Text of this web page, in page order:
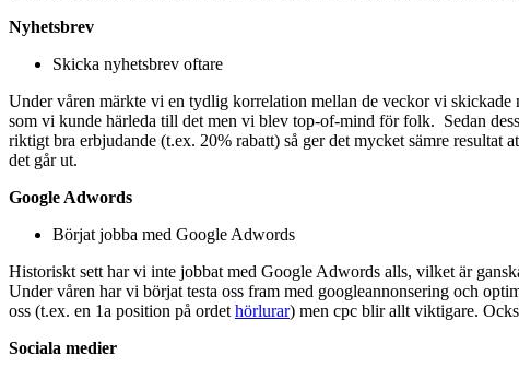
Nyhetsbrev
Skicka nyhetsbrev oftare
Under våren märkte vi en tydlig korrelation mellan de veckor vi skickade
som vi kunde härleda till det men vi blev top-of-mind för folk. Sedan
riktigt bra erbjudande (t.ex. 20% rabatt) så ger det mycket sämre
det går ut.
Google Adwords
Börjat jobba med Google Adwords
Historiskt sett har vi inte jobbat med Google Adwords alls, vilket är
Under våren har vi börjat testa oss fram med googleannonsering och
oss (t.ex. en 1a position på ordet hörlurar) men cpc blir allt viktigare.
Sociala medier